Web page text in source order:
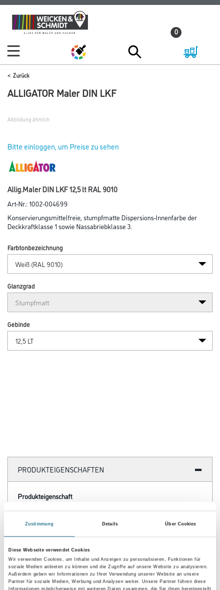
Zustimmung Details Über Cookies
Diese Webseite verwendet Cookies
Wir verwenden Cookies, um Inhalte und Anzeigen zu personalisieren, Funktionen für
soziale Medien anbieten zu können und die Zugriffe auf unsere Website zu analysieren.
Außerdem geben wir Informationen zu Ihrer Verwendung unserer Website an unsere
Partner für soziale Medien, Werbung und Analysen weiter. Unsere Partner führen diese
Zum
Inhalt
Zum
Navigationsmenü
0
Zurück
ALLIGATOR Maler DIN LKF
Abbildung ähnlich
Bitte einloggen, um Preise zu sehen
Allig.Maler DIN LKF 12,5 lt RAL 9010
Art-Nr.:1002-004699
Konservierungsmittelfreie, stumpfmatte Dispersions-Innenfarbe der
Deckkraftklasse 1 sowie Nassabriebklasse 3.
Farbtonbezeichnung
Glanzgrad
Gebinde
PRODUKTEIGENSCHAFTEN
Produkteigenschaft
- Gut zu verarbeiten
Verarbeitungszeit
Bei - 20 °C Luft- und Untergrundtemperatur und 65 % relativer
Luftfeuchte überstreichbar nach ca. 4 - 5 Stunden. Bei niedrigeren